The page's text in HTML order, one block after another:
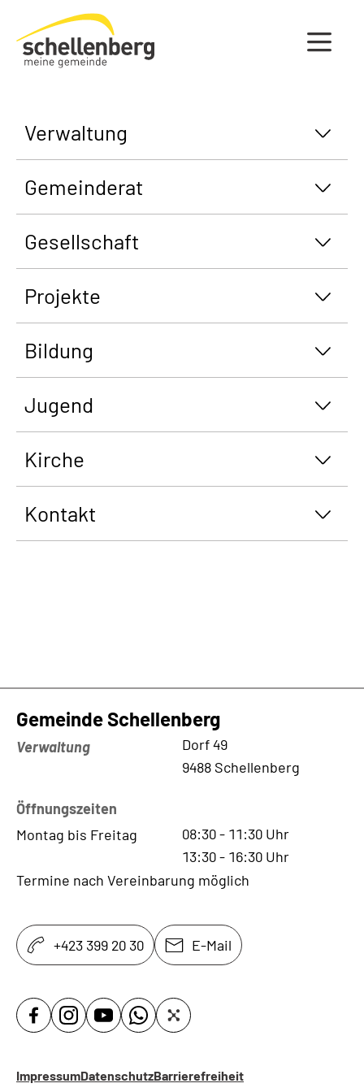
Gemeinde Schellenberg Startseite
Verwaltung
Gemeinderat
Gesellschaft
Projekte
Bildung
Jugend
Kirche
Kontakt
Gemeinde Schellenberg
Verwaltung
Dorf 49
9488 Schellenberg
Öffnungszeiten
Montag bis Freitag
08:30- 11:30 Uhr
13:30- 16:30 Uhr
Termine nach Vereinbarung möglich
+423 399 20 30 E-Mail
ImpressumDatenschutzBarrierefreiheit